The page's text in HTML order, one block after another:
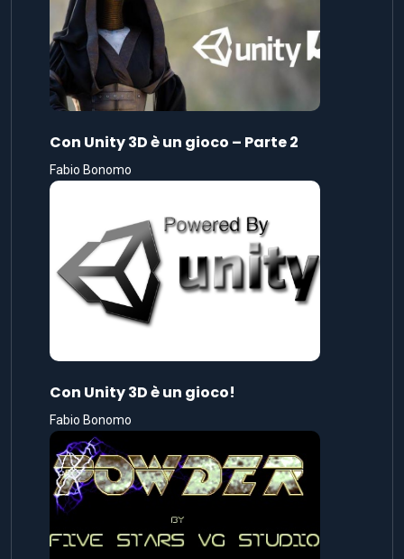
Con Unity 3D è un gioco – Parte 2
Fabio Bonomo
Con Unity 3D è un gioco!
Fabio Bonomo